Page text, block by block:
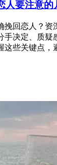
人要注意的
挽回恋人？资
手决定、质疑
这些关键点，